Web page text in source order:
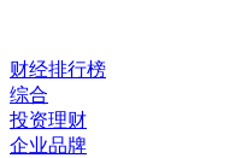
财经排行榜
综合
投资理财
企业品牌